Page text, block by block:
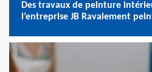
Des travaux de peinture
l’entreprise JB Ravalement